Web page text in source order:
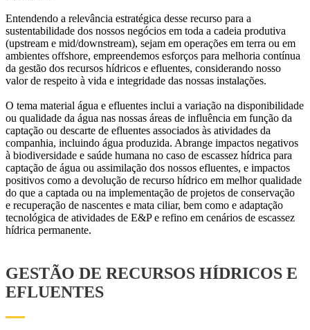
Entendendo a relevância estratégica desse recurso para a
sustentabilidade dos nossos negócios em toda a cadeia produtiva
(upstream e mid/downstream), sejam em operações em terra ou em
ambientes offshore, empreendemos esforços para melhoria contínua
da gestão dos recursos hídricos e efluentes, considerando nosso
valor de respeito à vida e integridade das nossas instalações.
O tema material água e efluentes inclui a variação na disponibilidade
ou qualidade da água nas nossas áreas de influência em função da
captação ou descarte de efluentes associados às atividades da
companhia, incluindo água produzida. Abrange impactos negativos
à biodiversidade e saúde humana no caso de escassez hídrica para
captação de água ou assimilação dos nossos efluentes, e impactos
positivos como a devolução de recurso hídrico em melhor qualidade
do que a captada ou na implementação de projetos de conservação
e recuperação de nascentes e mata ciliar, bem como e adaptação
tecnológica de atividades de E&P e refino em cenários de escassez
hídrica permanente.
GESTÃO DE RECURSOS HÍDRICOS E
EFLUENTES